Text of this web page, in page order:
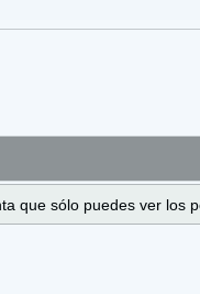
que sólo puedes ver los